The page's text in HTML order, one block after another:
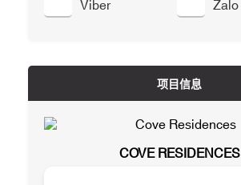
项目信息
COVE RESIDENCES